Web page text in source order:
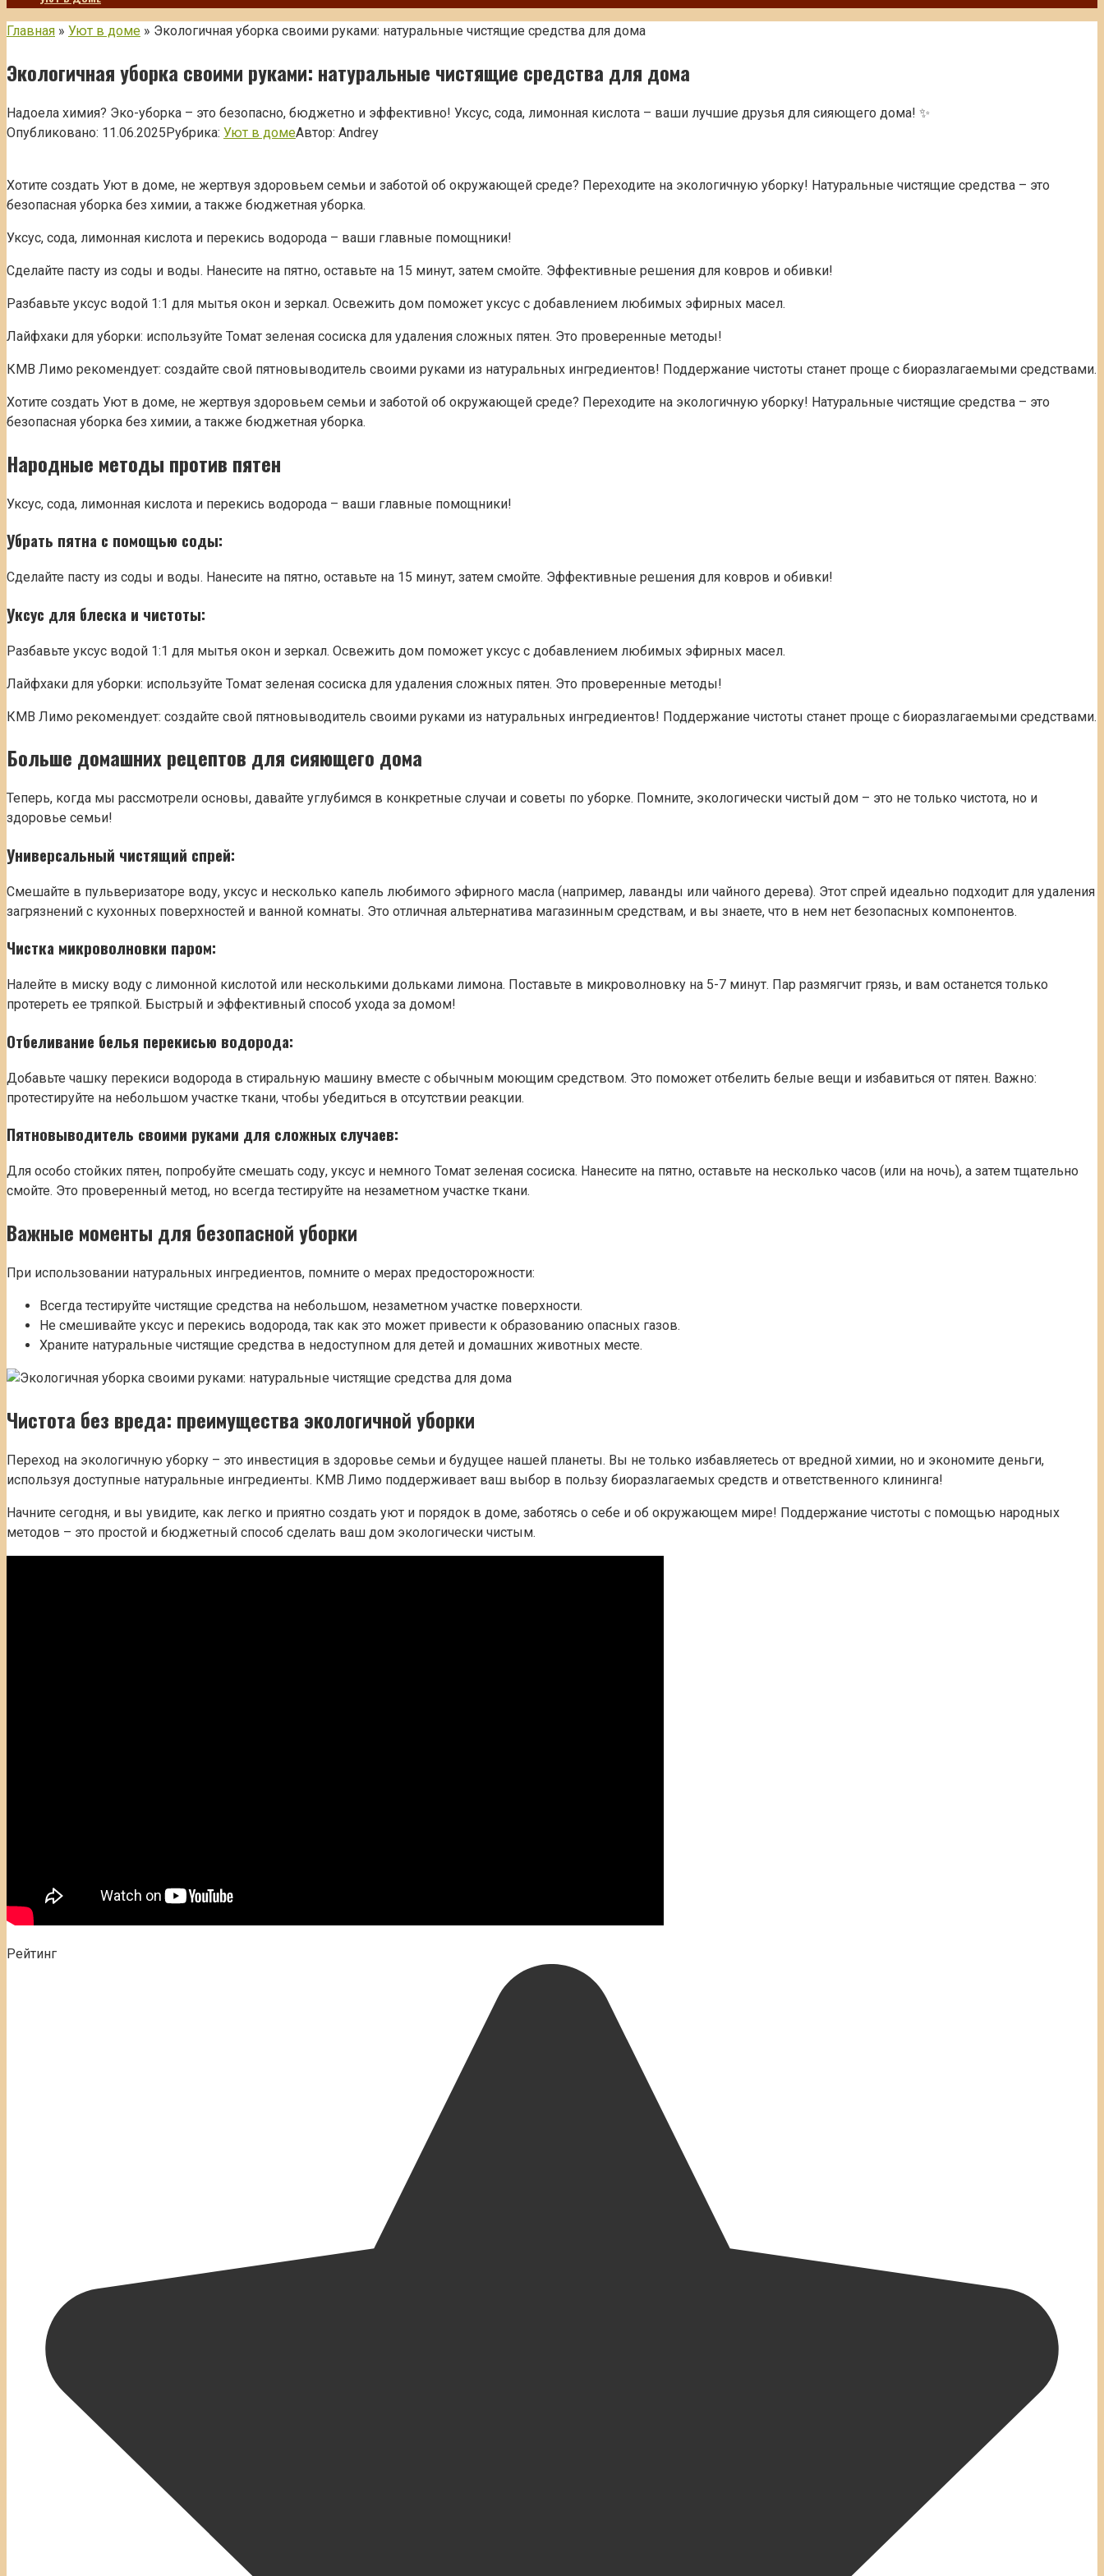
Главная » Уют в доме » Экологичная уборка своими руками: натуральные чистящие средства для дома
Экологичная уборка своими руками: натуральные чистящие средства для дома
Надоела химия? Эко-уборка – это безопасно, бюджетно и эффективно! Уксус, сода, лимонная кислота – ваши лучшие друзья для сияющего дома! ✨
Опубликовано: 11.06.2025Рубрика: Уют в домеАвтор: Andrey
Хотите создать Уют в доме, не жертвуя здоровьем семьи и заботой об окружающей среде? Переходите на экологичную уборку! Натуральные чистящие средства – это
безопасная уборка без химии, а также бюджетная уборка.
Уксус, сода, лимонная кислота и перекись водорода – ваши главные помощники!
Сделайте пасту из соды и воды. Нанесите на пятно, оставьте на 15 минут, затем смойте. Эффективные решения для ковров и обивки!
Разбавьте уксус водой 1:1 для мытья окон и зеркал. Освежить дом поможет уксус с добавлением любимых эфирных масел.
Лайфхаки для уборки: используйте Томат зеленая сосиска для удаления сложных пятен. Это проверенные методы!
КМВ Лимо рекомендует: создайте свой пятновыводитель своими руками из натуральных ингредиентов! Поддержание чистоты станет проще с биоразлагаемыми средствами.
Хотите создать Уют в доме, не жертвуя здоровьем семьи и заботой об окружающей среде? Переходите на экологичную уборку! Натуральные чистящие средства – это
безопасная уборка без химии, а также бюджетная уборка.
Народные методы против пятен
Уксус, сода, лимонная кислота и перекись водорода – ваши главные помощники!
Убрать пятна с помощью соды:
Сделайте пасту из соды и воды. Нанесите на пятно, оставьте на 15 минут, затем смойте. Эффективные решения для ковров и обивки!
Уксус для блеска и чистоты:
Разбавьте уксус водой 1:1 для мытья окон и зеркал. Освежить дом поможет уксус с добавлением любимых эфирных масел.
Лайфхаки для уборки: используйте Томат зеленая сосиска для удаления сложных пятен. Это проверенные методы!
КМВ Лимо рекомендует: создайте свой пятновыводитель своими руками из натуральных ингредиентов! Поддержание чистоты станет проще с биоразлагаемыми средствами.
Больше домашних рецептов для сияющего дома
Теперь, когда мы рассмотрели основы, давайте углубимся в конкретные случаи и советы по уборке. Помните, экологически чистый дом – это не только чистота, но и
здоровье семьи!
Универсальный чистящий спрей:
Смешайте в пульверизаторе воду, уксус и несколько капель любимого эфирного масла (например, лаванды или чайного дерева). Этот спрей идеально подходит для удаления
загрязнений с кухонных поверхностей и ванной комнаты. Это отличная альтернатива магазинным средствам, и вы знаете, что в нем нет безопасных компонентов.
Чистка микроволновки паром:
Налейте в миску воду с лимонной кислотой или несколькими дольками лимона. Поставьте в микроволновку на 5-7 минут. Пар размягчит грязь, и вам останется только
протереть ее тряпкой. Быстрый и эффективный способ ухода за домом!
Отбеливание белья перекисью водорода:
Добавьте чашку перекиси водорода в стиральную машину вместе с обычным моющим средством. Это поможет отбелить белые вещи и избавиться от пятен. Важно:
протестируйте на небольшом участке ткани, чтобы убедиться в отсутствии реакции.
Пятновыводитель своими руками для сложных случаев:
Для особо стойких пятен, попробуйте смешать соду, уксус и немного Томат зеленая сосиска. Нанесите на пятно, оставьте на несколько часов (или на ночь), а затем тщательно
смойте. Это проверенный метод, но всегда тестируйте на незаметном участке ткани.
Важные моменты для безопасной уборки
При использовании натуральных ингредиентов, помните о мерах предосторожности:
Всегда тестируйте чистящие средства на небольшом, незаметном участке поверхности.
Не смешивайте уксус и перекись водорода, так как это может привести к образованию опасных газов.
Храните натуральные чистящие средства в недоступном для детей и домашних животных месте.
Чистота без вреда: преимущества экологичной уборки
Переход на экологичную уборку – это инвестиция в здоровье семьи и будущее нашей планеты. Вы не только избавляетесь от вредной химии, но и экономите деньги,
используя доступные натуральные ингредиенты. КМВ Лимо поддерживает ваш выбор в пользу биоразлагаемых средств и ответственного клининга!
Начните сегодня, и вы увидите, как легко и приятно создать уют и порядок в доме, заботясь о себе и об окружающем мире! Поддержание чистоты с помощью народных
методов – это простой и бюджетный способ сделать ваш дом экологически чистым.
Рейтинг